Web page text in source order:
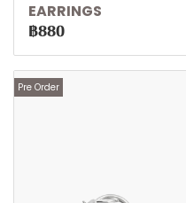
EARRINGS
฿880
Pre Order